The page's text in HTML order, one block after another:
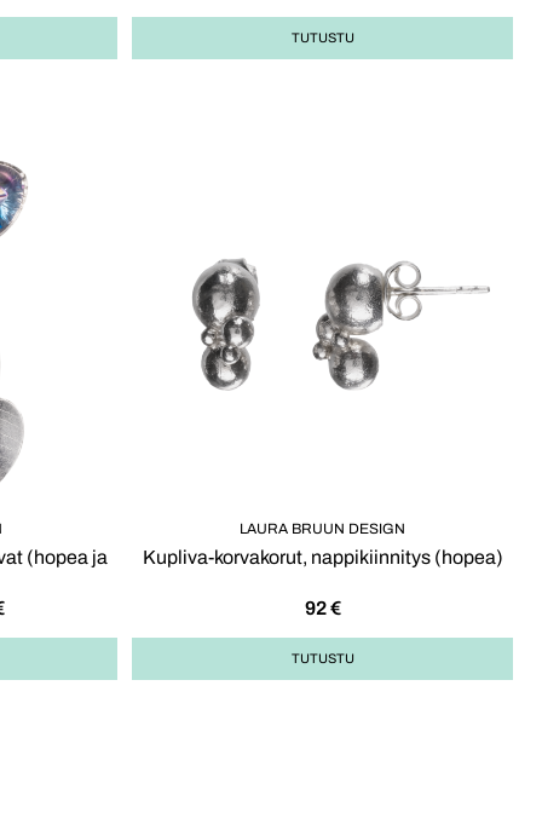
TUTUSTU
(hopea ja
LAURA BRUUN DESIGN
Kupliva-korvakorut, nappikiinnitys (hopea)
92€
TUTUSTU